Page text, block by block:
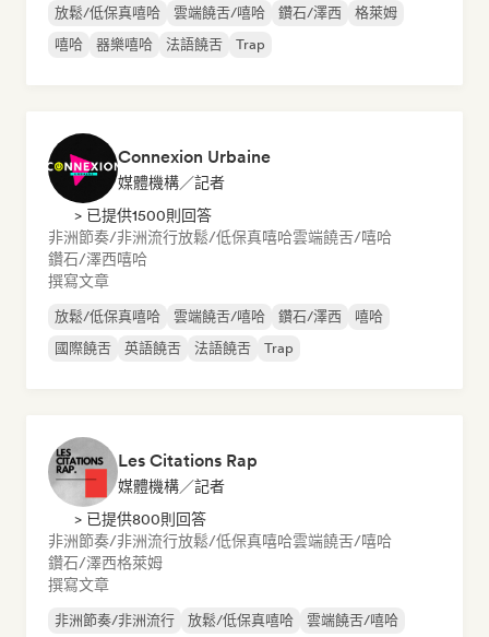
放鬆/低保真嘻哈 雲端饒舌/嘻哈 鑽石/澤西
格萊姆
嘻哈
器樂嘻哈 法語饒舌 Trap
Connexion Urbaine
媒體機構／記者
> 已提供1500則回答
非洲節奏/非洲流行放鬆/低保真嘻哈雲端饒舌/嘻哈
鑽石/澤西嘻哈
撰寫文章
放鬆/低保真嘻哈 雲端饒舌/嘻哈 鑽石/澤西
嘻哈
國際饒舌
英語饒舌 法語饒舌 Trap
Les Citations Rap
媒體機構／記者
> 已提供800則回答
非洲節奏/非洲流行放鬆/低保真嘻哈雲端饒舌/嘻哈
鑽石/澤西格萊姆
撰寫文章
非洲節奏/非洲流行 放鬆/低保真嘻哈
雲端饒舌/嘻哈